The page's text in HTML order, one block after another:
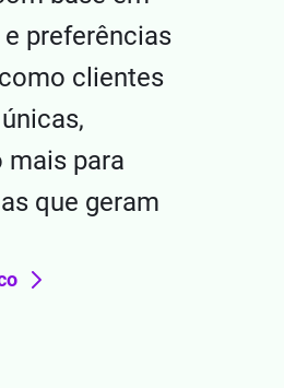
preferências
clientes
mais para
que geram